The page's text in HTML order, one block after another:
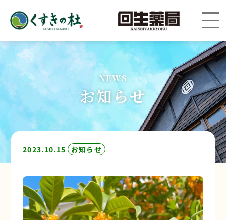
NEWS
お知らせ
2023.10.15 お知らせ